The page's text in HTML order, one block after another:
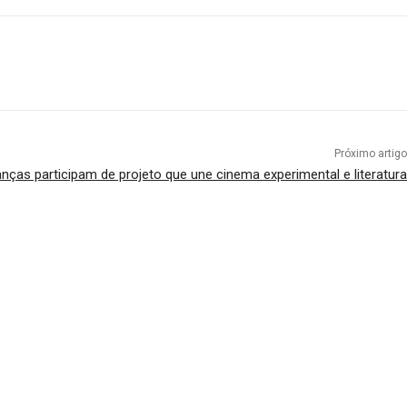
Próximo artigo
participam de projeto que une cinema experimental e literatura